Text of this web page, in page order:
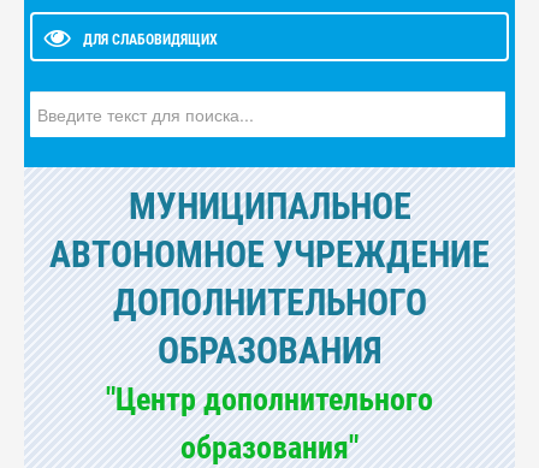
ДЛЯ СЛАБОВИДЯЩИХ
МУНИЦИПАЛЬНОЕ
АВТОНОМНОЕ УЧРЕЖДЕНИЕ
ДОПОЛНИТЕЛЬНОГО
ОБРАЗОВАНИЯ
"Центр дополнительного
образования"